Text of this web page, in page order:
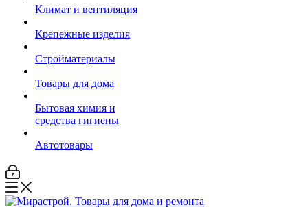
Климат и вентиляция
Крепежные изделия
Стройматериалы
Товары для дома
Бытовая химия и
средства гигиены
Автотовары